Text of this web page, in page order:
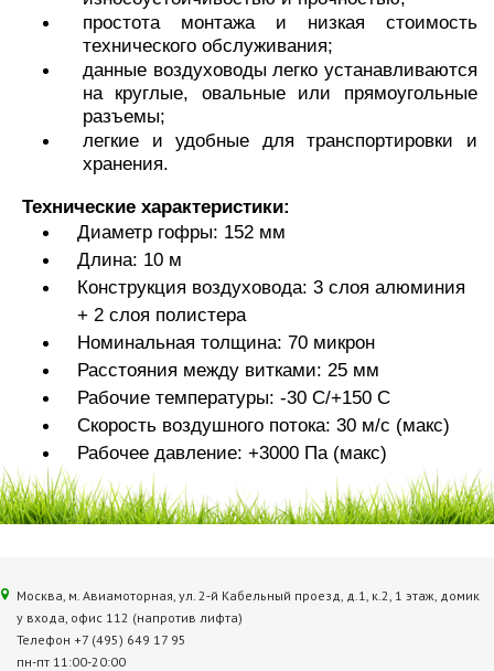
простота монтажа и низкая стоимость
технического обслуживания;
данные воздуховоды легко устанавливаются
на круглые, овальные или прямоугольные
разъемы;
легкие и удобные для транспортировки и
хранения.
Технические характеристики:
Диаметр гофры: 152 мм
Длина: 10 м
Конструкция воздуховода: 3 слоя алюминия
+ 2 слоя полистера
Номинальная толщина: 70 микрон
Расстояния между витками: 25 мм
Рабочие температуры: -30 С/+150 С
Скорость воздушного потока: 30 м/с (макс)
Рабочее давление: +3000 Па (макс)
Москва, м. Авиамоторная, ул. 2‑й Кабельный проезд, д.1, к.2, 1 этаж, домик
у входа, офис 112 (напротив лифта)
Телефон +7 (495) 649 17 95
пн-пт 11:00-20:00